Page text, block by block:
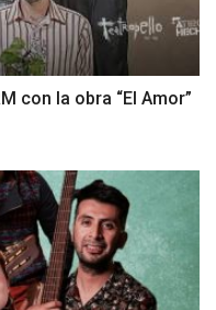
con la obra “El Amor”